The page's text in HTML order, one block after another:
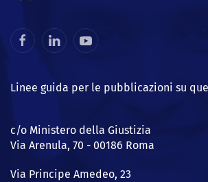
Linee guida per le pubblicazioni su
c/o Ministero della Giustizia
Via Arenula, 70 - 00186 Roma
Via Principe Amedeo, 23